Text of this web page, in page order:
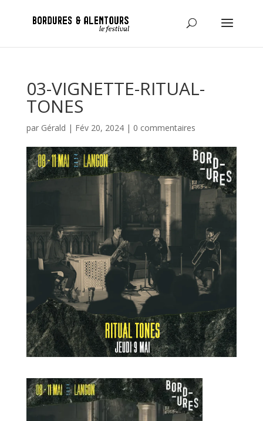
03-VIGNETTE-RITUAL-
TONES
par Gérald | Fév 20, 2024| 0 commentaires